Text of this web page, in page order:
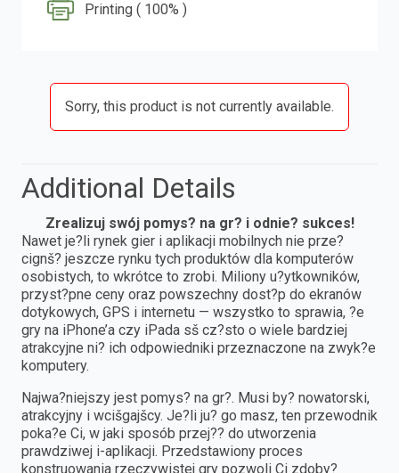
Printing ( 100% )
Sorry, this product is not currently available.
Additional Details
Zrealizuj swój pomys? na gr? i odnie? sukces!
Nawet je?li rynek gier i aplikacji mobilnych nie prze?
cignš? jeszcze rynku tych produktów dla komputerów
osobistych, to wkrótce to zrobi. Miliony u?ytkowników,
przyst?pne ceny oraz powszechny dost?p do ekranów
dotykowych, GPS i internetu — wszystko to sprawia, ?e
gry na iPhone’a czy iPada sš cz?sto o wiele bardziej
atrakcyjne ni? ich odpowiedniki przeznaczone na zwyk?e
komputery.
Najwa?niejszy jest pomys? na gr?. Musi by? nowatorski,
atrakcyjny i wcišgajšcy. Je?li ju? go masz, ten przewodnik
poka?e Ci, w jaki sposób przej?? do utworzenia
prawdziwej i-aplikacji. Przedstawiony proces
konstruowania rzeczywistej gry pozwoli Ci zdoby?